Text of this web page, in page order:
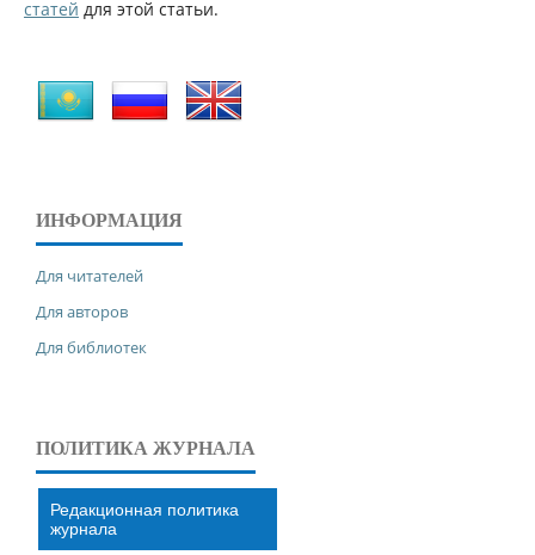
статей для этой статьи.
ИНФОРМАЦИЯ
Для читателей
Для авторов
Для библиотек
ПОЛИТИКА ЖУРНАЛА
Редакционная политика
журнала